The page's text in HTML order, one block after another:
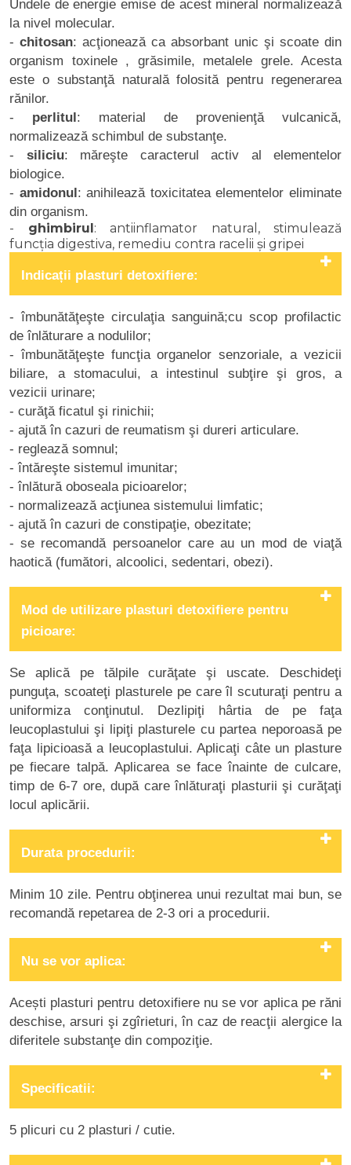
Undele de energie emise de acest mineral normalizează
la nivel molecular.
- chitosan: acţionează ca absorbant unic şi scoate din
organism toxinele , grăsimile, metalele grele. Acesta
este o substanţă naturală folosită pentru regenerarea
rănilor.
- perlitul: material de provenienţă vulcanică,
normalizează schimbul de substanţe.
- siliciu: măreşte caracterul activ al elementelor
biologice.
- amidonul: anihilează toxicitatea elementelor eliminate
din organism.
- ghimbirul: antiinflamator natural, stimulează
funcția digestiva, remediu contra racelii și gripei
Indicații plasturi detoxifiere:
- îmbunătăţeşte circulaţia sanguină;cu scop profilactic
de înlăturare a nodulilor;
- îmbunătăţeşte funcţia organelor senzoriale, a vezicii
biliare, a stomacului, a intestinul subţire şi gros, a
vezicii urinare;
- curăţă ficatul şi rinichii;
- ajută în cazuri de reumatism şi dureri articulare.
- reglează somnul;
- întăreşte sistemul imunitar;
- înlătură oboseala picioarelor;
- normalizează acţiunea sistemului limfatic;
- ajută în cazuri de constipaţie, obezitate;
- se recomandă persoanelor care au un mod de viaţă
haotică (fumători, alcoolici, sedentari, obezi).
Mod de utilizare plasturi detoxifiere pentru
picioare:
Se aplică pe tălpile curăţate şi uscate. Deschideţi
punguţa, scoateţi plasturele pe care îl scuturaţi pentru a
uniformiza conţinutul. Dezlipiţi hârtia de pe faţa
leucoplastului şi lipiţi plasturele cu partea neporoasă pe
faţa lipicioasă a leucoplastului. Aplicaţi câte un plasture
pe fiecare talpă. Aplicarea se face înainte de culcare,
timp de 6-7 ore, după care înlăturaţi plasturii şi curăţaţi
locul aplicării.
Durata procedurii:
Minim 10 zile. Pentru obţinerea unui rezultat mai bun, se
recomandă repetarea de 2-3 ori a procedurii.
Nu se vor aplica:
Acești plasturi pentru detoxifiere nu se vor aplica pe răni
deschise, arsuri şi zgîrieturi, în caz de reacţii alergice la
diferitele substanţe din compoziţie.
Specificatii:
5 plicuri cu 2 plasturi / cutie.